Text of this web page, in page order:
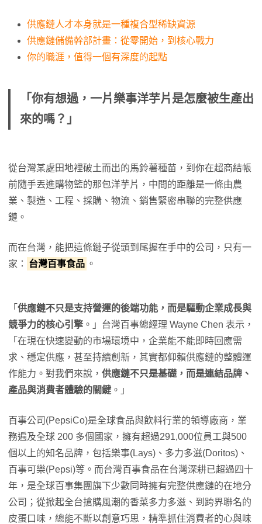
供應鏈人才本身就是一種複合型稀缺資源
供應鏈儲備幹部計畫：從零開始，到核心戰力
你的職涯，值得一個有深度的起點
「你有想過，一片樂事洋芋片是怎麼被生產出
來的嗎？」
從台灣某處田地裡破土而出的馬鈴薯種苗，到你在超商結帳
前隨手丟進購物籃的那包洋芋片，中間的距離是一條由農
業、製造、工程、採購、物流、銷售緊密串聯的完整供應
鏈。
而在台灣，能把這條鏈子從頭到尾握在手中的公司，只有一
家：
台灣百事食品 。
「 供應鏈不只是支持營運的後端功能，而是驅動企業成長與
競爭力的核心引擎 。」台灣百事總經理 Wayne Chen 表示，
「在現在快速變動的市場環境中，企業能不能即時回應需
求、穩定供應，甚至持續創新，其實都仰賴供應鏈的整體運
作能力。對我們來說， 供應鏈不只是基礎，而是連結品牌、
產品與消費者體驗的關鍵 。」
百事公司(PepsiCo)是全球食品與飲料行業的領導廠商，業
務遍及全球 200 多個國家，擁有超過291,000位員工與500
個以上的知名品牌，包括樂事(Lays)、多力多滋(Doritos)、
百事可樂(Pepsi)等。而台灣百事食品在台灣深耕已超過四十
年，是全球百事集團旗下少數同時擁有完整供應鏈的在地分
公司；從掀起全台搶購風潮的香菜多力多滋、到跨界聯名的
皮蛋口味，總能不斷以創意巧思，精準抓住消費者的心與味